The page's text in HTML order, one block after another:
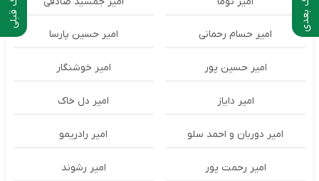
امیر حسام رحمانی امیر حسین پارسا
امیر حسین پور امیر خوشنگار
امیر دایاز امیر دل خاک
امیر دوربان و احمد سلو امیر رادریمو
امیر رحمت پور امیر رشوند